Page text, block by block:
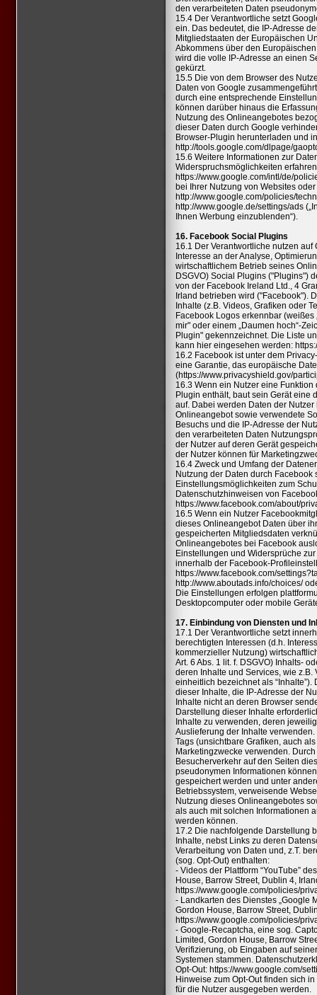
den verarbeiteten Daten
15.4 Der Verantwortliche setzt
ein. Das bedeutet, die IP-Adresse
Mitgliedstaaten der Europäischen
Abkommens über den
wird die volle IP-Adresse an einen
gekürzt.
15.5 Die von dem Browser des
Daten von Google
durch eine entsprechende
können darüber hinaus die
Nutzung des Onlineangebotes
dieser Daten durch Google
Browser-Plugin herunterladen und
http://tools.google.com/dlpage/
15.6 Weitere Informationen zur
Widerspruchsmöglichkeiten
https://www.google.com/intl/de/
bei Ihrer Nutzung von Websites
http://www.google.com/policies/
http://www.google.de/settings/ads
Ihnen Werbung einzublenden“).
16. Facebook Social Plugins
16.1 Der Verantwortliche nutzen
Interesse an der Analyse,
wirtschaftlichem Betrieb seines
DSGVO) Social Plugins ("Plugins")
von der Facebook Ireland Ltd., 4
Irland betrieben wird ("Facebook").
Inhalte (z.B. Videos, Grafiken oder
Facebook Logos erkennbar (weißes
mir" oder einem „Daumen hoch“-
Plugin" gekennzeichnet. Die Liste
kann hier eingesehen werden:
16.2 Facebook ist unter dem
eine Garantie, das europäische
(https://www.privacyshield.gov/
16.3 Wenn ein Nutzer eine
Plugin enthält, baut sein Gerät eine
auf. Dabei werden Daten der
Onlineangebot sowie verwendete
Besuchs und die IP-Adresse der
den verarbeiteten Daten
der Nutzer auf deren Gerät
der Nutzer können für
16.4 Zweck und Umfang der
Nutzung der Daten durch
Einstellungsmöglichkeiten zum
Datenschutzhinweisen von
https://www.facebook.com/about/
16.5 Wenn ein Nutzer
dieses Onlineangebot Daten über
gespeicherten Mitgliedsdaten
Onlineangebotes bei Facebook
Einstellungen und Widersprüche
innerhalb der Facebook-
https://www.facebook.com/
http://www.aboutads.info/choices/
Die Einstellungen erfolgen
Desktopcomputer oder mobile
17. Einbindung von Diensten und
17.1 Der Verantwortliche setzt
berechtigten Interessen (d.h.
kommerzieller Nutzung)
Art. 6 Abs. 1 lit. f. DSGVO) Inhalts-
deren Inhalte und Services, wie
einheitlich bezeichnet als
dieser Inhalte, die IP-Adresse der
Inhalte nicht an deren Browser
Darstellung dieser Inhalte
Inhalte zu verwenden, deren
Auslieferung der Inhalte
Tags (unsichtbare Grafiken, auch
Marketingzwecke verwenden.
Besucherverkehr auf den Seiten
pseudonymen Informationen
gespeichert werden und unter
Betriebssystem, verweisende
Nutzung dieses Onlineangebotes
als auch mit solchen Informationen
werden können.
17.2 Die nachfolgende Darstellung
Inhalte, nebst Links zu deren
Verarbeitung von Daten und, z.T.
(sog. Opt-Out) enthalten:
- Videos der Plattform “YouTube”
House, Barrow Street, Dublin 4,
https://www.google.com/policies/
- Landkarten des Dienstes „Google
Gordon House, Barrow Street,
https://www.google.com/policies/
- Google-Recaptcha, eine sog.
Limited, Gordon House, Barrow
Verifizierung, ob Eingaben auf
Systemen stammen.
Opt-Out: https://www.google.com/
Hinweise zum Opt-Out finden sich
für die Nutzer ausgegeben werden.